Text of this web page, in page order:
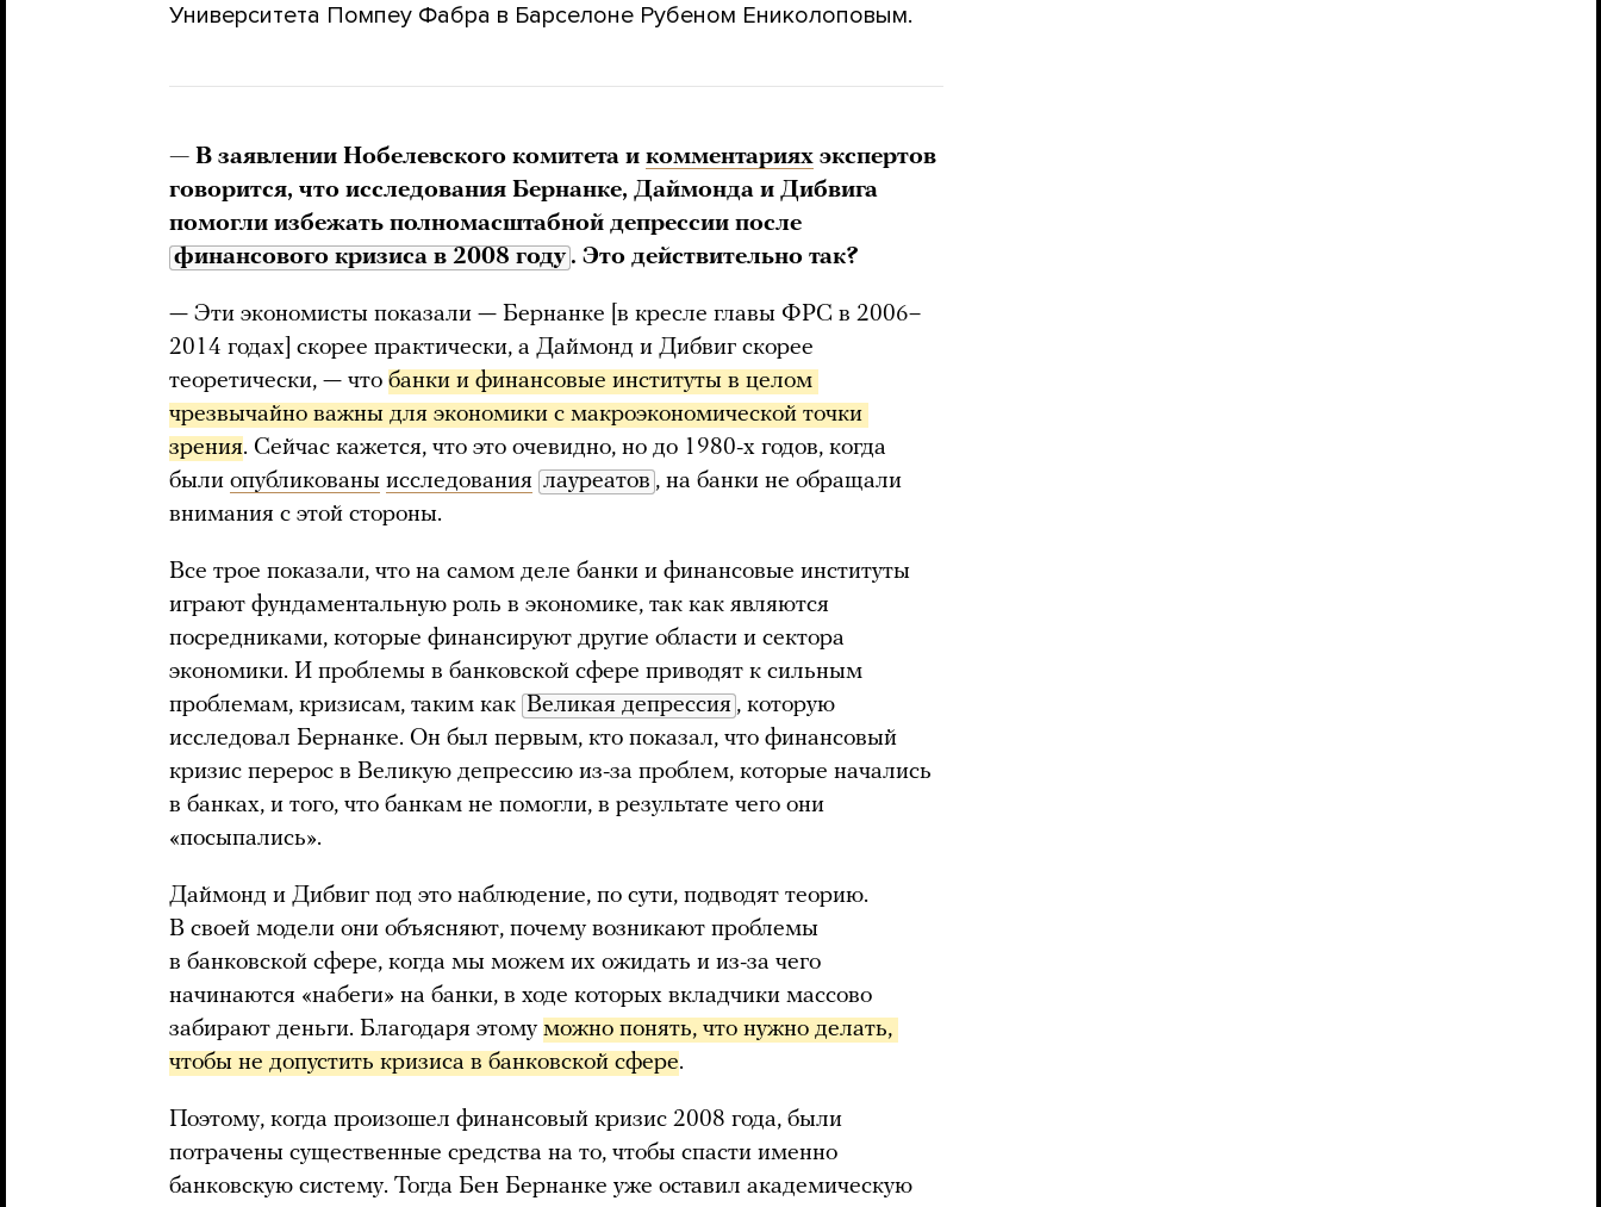
Университета Помпеу Фабра в Барселоне Рубеном Ениколоповым.
— В заявлении Нобелевского комитета и комментариях экспертов
говорится, что исследования Бернанке, Даймонда и Дибвига
помогли избежать полномасштабной депрессии после
финансового кризиса в 2008 году . Это действительно так?
— Эти экономисты показали — Бернанке [в кресле главы ФРС в 2006–
2014 годах] скорее практически, а Даймонд и Дибвиг скорее
теоретически, — что банки и финансовые институты в целом
чрезвычайно важны для экономики с макроэкономической точки
зрения. Сейчас кажется, что это очевидно, но до 1980-х годов, когда
были опубликованы исследования лауреатов , на банки не обращали
внимания с этой стороны.
Все трое показали, что на самом деле банки и финансовые институты
играют фундаментальную роль в экономике, так как являются
посредниками, которые финансируют другие области и сектора
экономики. И проблемы в банковской сфере приводят к сильным
проблемам, кризисам, таким как Великая депрессия , которую
исследовал Бернанке. Он был первым, кто показал, что финансовый
кризис перерос в Великую депрессию из-за проблем, которые начались
в банках, и того, что банкам не помогли, в результате чего они
«посыпались».
Даймонд и Дибвиг под это наблюдение, по сути, подводят теорию.
В своей модели они объясняют, почему возникают проблемы
в банковской сфере, когда мы можем их ожидать и из-за чего
начинаются «набеги» на банки, в ходе которых вкладчики массово
забирают деньги. Благодаря этому можно понять, что нужно делать,
чтобы не допустить кризиса в банковской сфере.
Поэтому, когда произошел финансовый кризис 2008 года, были
потрачены существенные средства на то, чтобы спасти именно
банковскую систему. Тогда Бен Бернанке уже оставил академическую